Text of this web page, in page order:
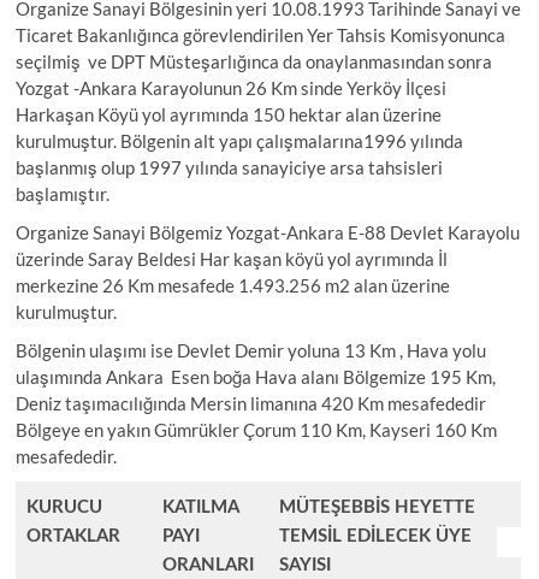
t
o
n
Organize Sanayi Bölgesinin yeri 10.08.1993 Tarihinde Sanayi ve
Ticaret Bakanlığınca görevlendirilen Yer Tahsis Komisyonunca
seçilmiş ve DPT Müsteşarlığınca da onaylanmasından sonra
Yozgat -Ankara Karayolunun 26 Km sinde Yerköy İlçesi
Harkaşan Köyü yol ayrımında 150 hektar alan üzerine
kurulmuştur. Bölgenin alt yapı çalışmalarına1996 yılında
başlanmış olup 1997 yılında sanayiciye arsa tahsisleri
başlamıştır.
Organize Sanayi Bölgemiz Yozgat-Ankara E-88 Devlet Karayolu
üzerinde Saray Beldesi Har kaşan köyü yol ayrımında İl
merkezine 26 Km mesafede 1.493.256 m2 alan üzerine
kurulmuştur.
Bölgenin ulaşımı ise Devlet Demir yoluna 13 Km , Hava yolu
ulaşımında Ankara Esen boğa Hava alanı Bölgemize 195 Km,
Deniz taşımacılığında Mersin limanına 420 Km mesafededir
Bölgeye en yakın Gümrükler Çorum 110 Km, Kayseri 160 Km
mesafededir.
KURUCU
ORTAKLAR
KATILMA
PAYI
ORANLARI
MÜTEŞEBBİS HEYETTE
TEMSİL EDİLECEK ÜYE
SAYISI